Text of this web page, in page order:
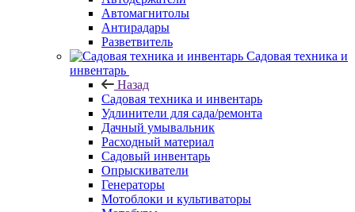
Автомагнитолы
Антирадары
Разветвитель
Садовая техника и
инвентарь
Назад
Садовая техника и инвентарь
Удлинители для сада/ремонта
Дачный умывальник
Расходный материал
Садовый инвентарь
Опрыскиватели
Генераторы
Мотоблоки и культиваторы